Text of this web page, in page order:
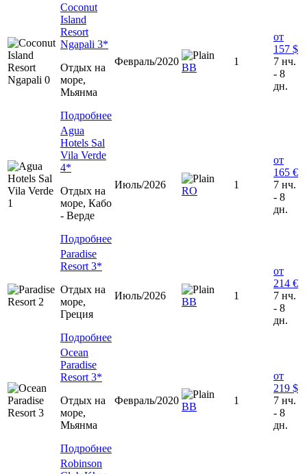
Coconut
Island
Resort
Ngapali 3*
Отдых на
море,
Мьянма
Подробнее
Февраль/2020
BB
1
от
157 $
7 нч.
- 8
дн.
Agua
Hotels Sal
Vila Verde
4*
Отдых на
море, Кабо
- Верде
Подробнее
Июль/2026
RO
1
от
165 €
7 нч.
- 8
дн.
Paradise
Resort 3*
Отдых на
море,
Греция
Подробнее
Июль/2026
BB
1
от
214 €
7 нч.
- 8
дн.
Ocean
Paradise
Resort 3*
Отдых на
море,
Мьянма
Подробнее
Февраль/2020
BB
1
от
219 $
7 нч.
- 8
дн.
Robinson